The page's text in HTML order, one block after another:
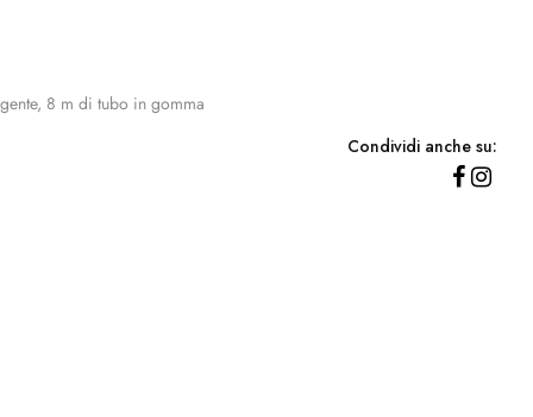
8 m di tubo in gomma
Condividi anche su: